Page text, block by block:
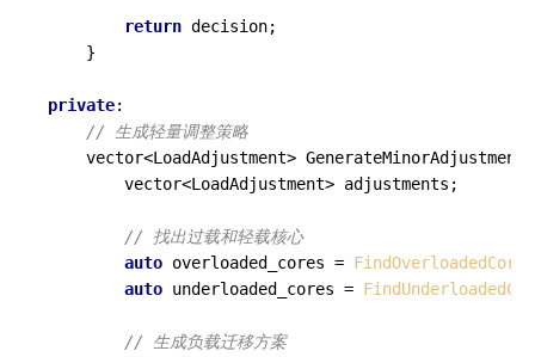
return decision;
    }
private:
// 生成轻量调整策略
vector<LoadAdjustment> GenerateMinorAdjustments
        vector<LoadAdjustment> adjustments;
// 找出过载和轻载核心
auto overloaded_cores = FindOverloadedCores
auto underloaded_cores =
// 生成负载迁移方案